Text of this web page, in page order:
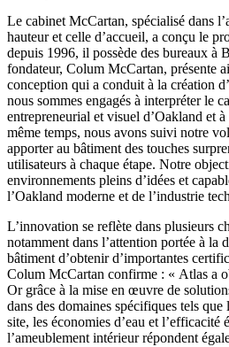
Le cabinet McCartan, spécialisé dans
hauteur et celle d’accueil, a conçu le
depuis 1996, il possède des bureaux à
fondateur, Colum McCartan, présente
conception qui a conduit à la création
nous sommes engagés à interpréter le
entrepreneurial et visuel d’Oakland et
même temps, nous avons suivi notre
apporter au bâtiment des touches
utilisateurs à chaque étape. Notre
environnements pleins d’idées et
l’Oakland moderne et de l’industrie
L’innovation se reflète dans plusieurs
notamment dans l’attention portée à la
bâtiment d’obtenir d’importantes
Colum McCartan confirme : « Atlas a
Or grâce à la mise en œuvre de
dans des domaines spécifiques tels
site, les économies d’eau et
l’ameublement intérieur répondent